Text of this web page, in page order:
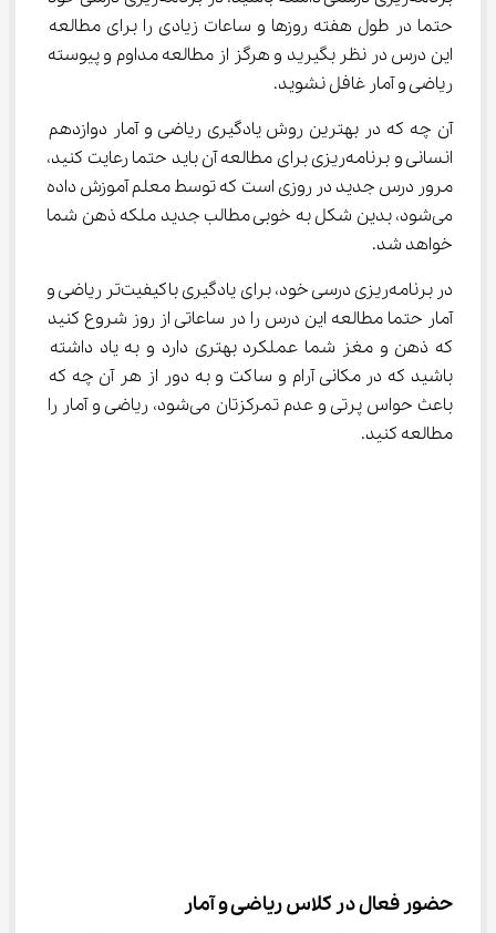
حتما در طول هفته روزها و ساعات زیادی را برای مطالعه
این درس در نظر بگیرید و هرگز از مطالعه مداوم و پیوسته
ریاضی و آمار غافل نشوید.
آن چه که در بهترین روش یادگیری ریاضی و آمار دوازدهم
انسانی و برنامه‌ریزی برای مطالعه آن باید حتما رعایت کنید،
مرور درس جدید در روزی است که توسط معلم آموزش داده
می‌شود، بدین شکل به خوبی مطالب جدید ملکه ذهن شما
خواهد شد.
در برنامه‎‌ریزی درسی خود، برای یادگیری باکیفیت‌تر ریاضی و
آمار حتما مطالعه این درس را در ساعاتی از روز شروع کنید
که ذهن و مغز شما عملکرد بهتری دارد و به یاد داشته
باشید که در مکانی آرام و ساکت و به دور از هر آن چه که
باعث حواس پرتی و عدم تمرکزتان می‌شود، ریاضی و آمار را
مطالعه کنید.
حضور فعال در کلاس ریاضی و آمار